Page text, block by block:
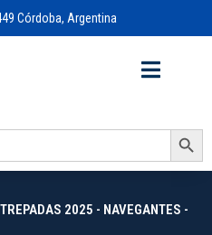
Córdoba, Argentina
Search Button
2025 - NAVEGANTES -